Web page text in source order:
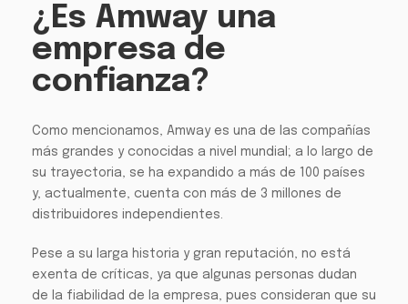
¿Es Amway una
empresa de
confianza?
Como mencionamos, Amway es una de las compañías
más grandes y conocidas a nivel mundial; a lo largo de
su trayectoria, se ha expandido a más de 100 países
y, actualmente, cuenta con más de 3 millones de
distribuidores independientes.
Pese a su larga historia y gran reputación, no está
exenta de críticas, ya que algunas personas dudan
de la fiabilidad de la empresa, pues consideran que su